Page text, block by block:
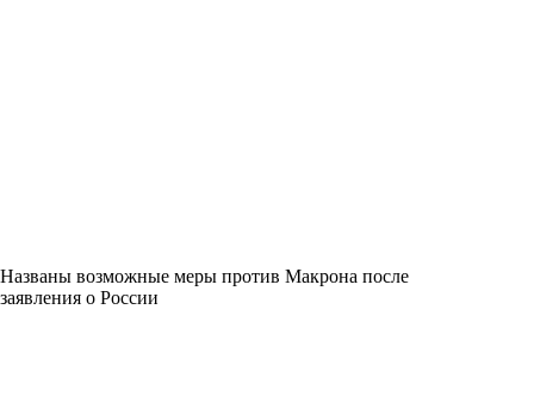
Названы возможные меры против Макрона после
заявления о России